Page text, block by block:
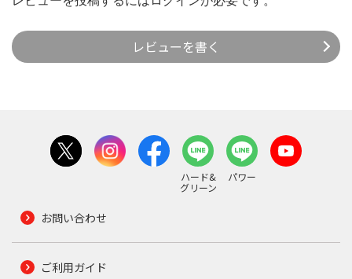
レビューを書く
ハード&
グリーン
パワー
お問い合わせ
ご利用ガイド